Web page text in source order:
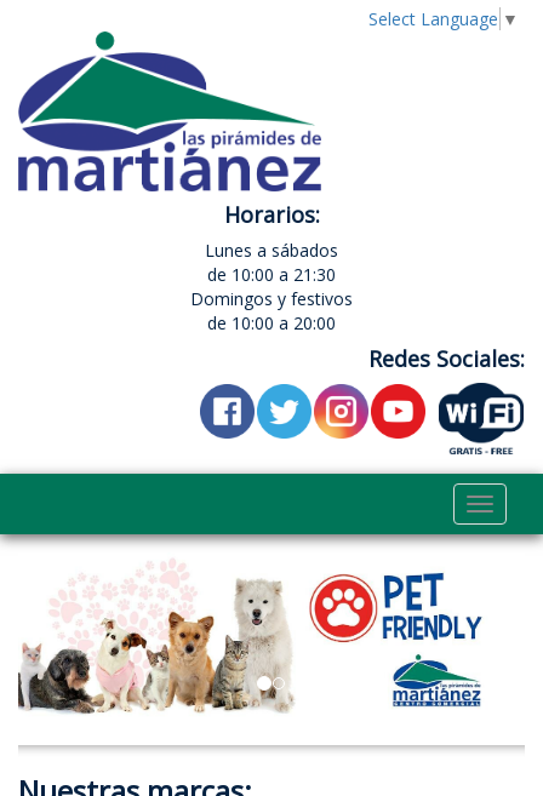
Select Language ▼
Horarios:
Lunes a sábados
de 10:00 a 21:30
Domingos y festivos
de 10:00 a 20:00
Redes Sociales:
Toggle